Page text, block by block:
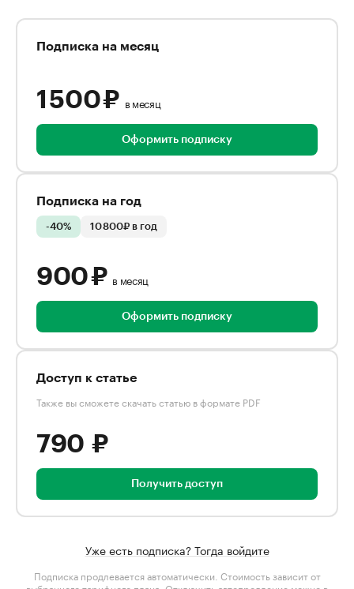
Подписка на месяц
1 500 ₽ в месяц
Оформить подписку
Подписка на год
-40% 10 800₽ в год
900 ₽ в месяц
Оформить подписку
Доступ к статье
Также вы сможете скачать статью в формате PDF
790 ₽
Получить доступ
Уже есть подписка? Тогда войдите
Подписка продлевается автоматически. Стоимость зависит от